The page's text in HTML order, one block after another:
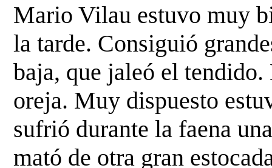
Mario Vilau estuvo muy
la tarde. Consiguió
baja, que jaleó el
oreja. Muy dispuesto
sufrió durante la faena
mató de otra gran